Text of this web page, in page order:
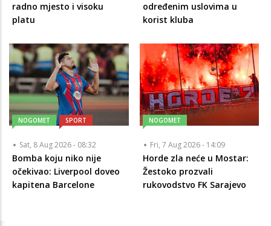
radno mjesto i visoku
platu
određenim uslovima u
korist kluba
NOGOMET SPORT
Sat, 8 Aug 2026 - 08:32
Bomba koju niko nije
očekivao: Liverpool doveo
kapitena Barcelone
NOGOMET
Fri, 7 Aug 2026 - 14:09
Horde zla neće u Mostar:
Žestoko prozvali
rukovodstvo FK Sarajevo